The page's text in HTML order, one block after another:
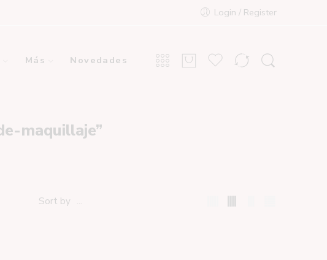
Login / Register
Más Novedades
maquillaje”
Sort by ...